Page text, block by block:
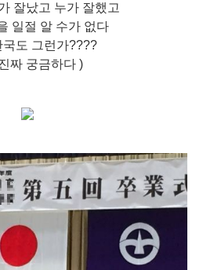
잘났고 누가 잘했고
일절 알 수가 없다
국도 그런가????
짜 궁금하다 )